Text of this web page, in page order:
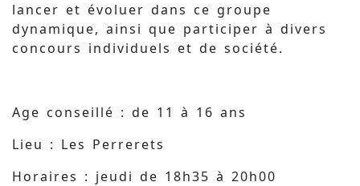
lancer et évoluer dans ce groupe
dynamique, ainsi que participer à divers
concours individuels et de société.
Age conseillé : de 11 à 16 ans
Lieu : Les Perrerets
Horaires : jeudi de 18h35 à 20h00